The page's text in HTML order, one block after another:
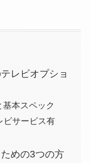
レビオプショ
本スペック
ビサービス有
めの3つの方